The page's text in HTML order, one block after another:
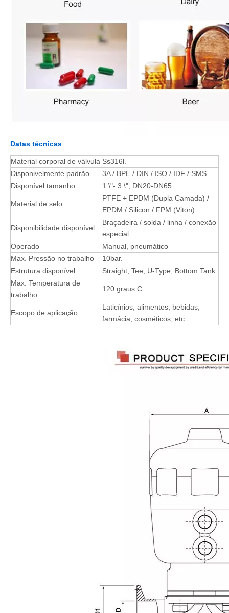
Datas técnicas
Material corporal de válvula Ss316l.
Disponivelmente padrão
3A / BPE / DIN / ISO / IDF / SMS
Disponível tamanho
1 \"- 3 \", DN20-DN65
Material de selo
PTFE + EPDM (Dupla Camada) /
EPDM / Silicon / FPM (Viton)
Disponibilidade disponível
Braçadeira / solda / linha / conexão
especial
Operado
Manual, pneumático
Max. Pressão no trabalho
10bar.
Estrutura disponível
Straight, Tee, U-Type, Bottom Tank
Max. Temperatura de
trabalho
120 graus C.
Escopo de aplicação
Laticínios, alimentos, bebidas,
farmácia, cosméticos, etc